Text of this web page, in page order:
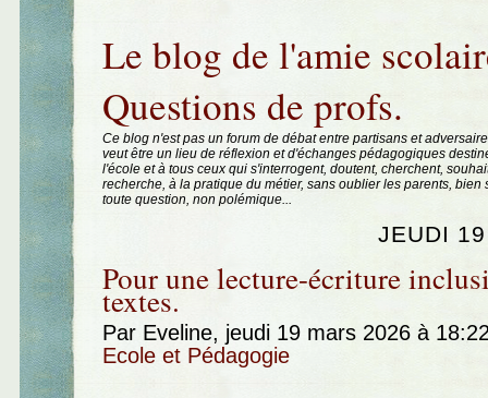
Le blog de l'amie
Questions de profs.
Ce blog n'est pas un forum de débat entre partisans et
veut être un lieu de réflexion et d'échanges pédagogiques
l'école et à tous ceux qui s'interrogent, doutent, cherchent,
recherche, à la pratique du métier, sans oublier les parents, bien
toute question, non polémique...
JEUDI
Pour une lecture-écriture
textes.
Par Eveline, jeudi 19 mars 2026 à
Ecole et Pédagogie